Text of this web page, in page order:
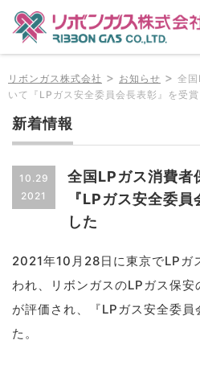
リボンガス株式会社 > お知らせ > 全
いて『LPガス安全委員会長表彰』を受
新着情報
10.29
2021
全国LPガス消費者
『LPガス安全委
した
2021年10月28日に東京でLPガ
われ、リボンガスのLPガス保安
が評価され、『LPガス安全委員
た。